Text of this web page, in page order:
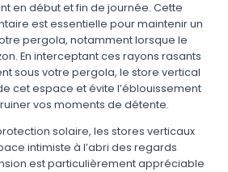
en début et fin de journée. Cette
est essentielle pour maintenir un
pergola, notamment lorsque le
En interceptant ces rayons rasants
sous votre pergola, le store vertical
cet espace et évite l’éblouissement
vos moments de détente.
solaire, les stores verticaux
intimiste à l’abri des regards
est particulièrement appréciable